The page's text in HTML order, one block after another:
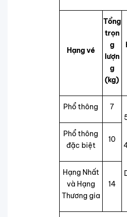
Hạng vé
Tổng
trọn
g
lượn
g
(kg)
Phổ thông
7
Phổ thông
đặc biệt
10
Hạng Nhất
và Hạng
Thương gia
14